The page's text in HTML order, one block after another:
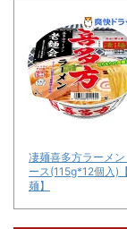
凄麺喜多方ラーメン
ース(115g*12個入)
麺】